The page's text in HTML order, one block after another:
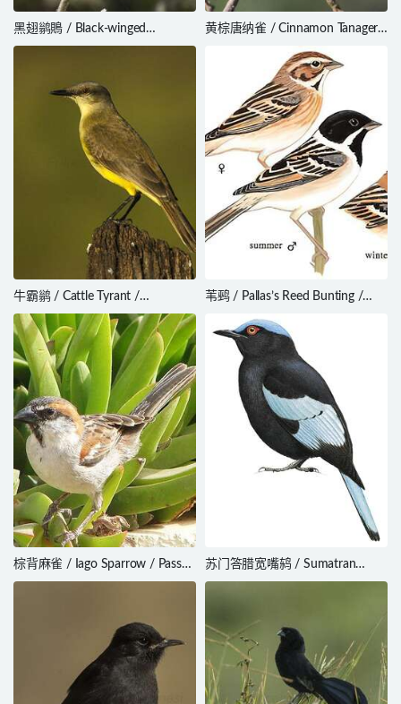
黑翅鹟鵙 / Black-winged
Flycatcher-shrike / Hemipus
黄棕唐纳雀 / Cinnamon Tanager /
牛霸鹟 / Cattle Tyrant /
Machetornis rixosa
苇鹀 / Pallas’s Reed Bunting /
棕背麻雀 / Iago Sparrow / Passer
iagoensis
苏门答腊宽嘴鸫 / Sumatran
Cochoa / Cochoa beccarii